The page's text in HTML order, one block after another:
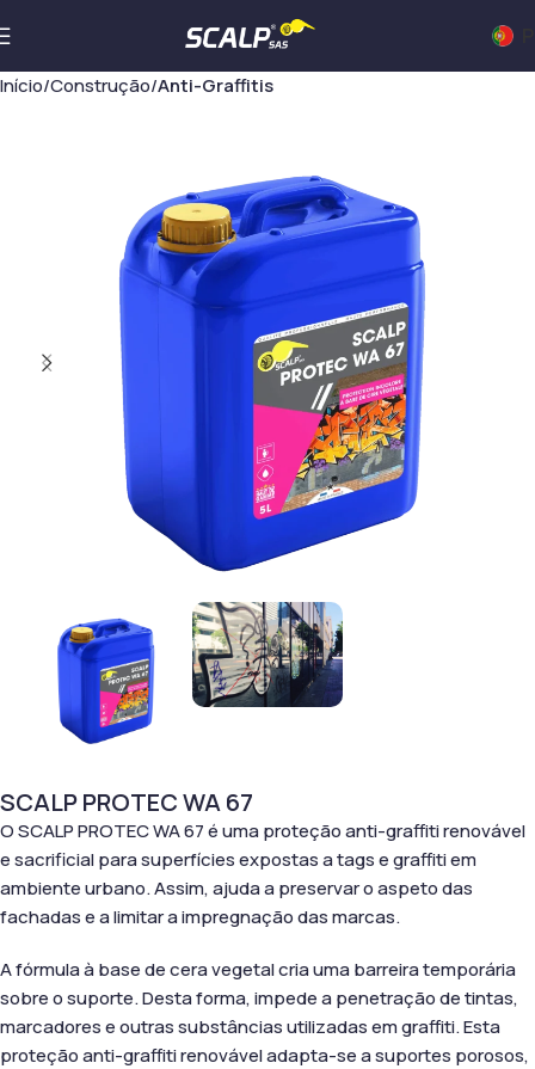
Início Construção Anti-Graffitis
SCALP PROTEC WA 67
O SCALP PROTEC WA 67 é uma proteção anti-graffiti renovável
e sacrificial para superfícies expostas a tags e graffiti em
ambiente urbano. Assim, ajuda a preservar o aspeto das
fachadas e a limitar a impregnação das marcas.
A fórmula à base de cera vegetal cria uma barreira temporária
sobre o suporte. Desta forma, impede a penetração de tintas,
marcadores e outras substâncias utilizadas em graffiti. Esta
proteção anti-graffiti renovável adapta-se a suportes porosos,